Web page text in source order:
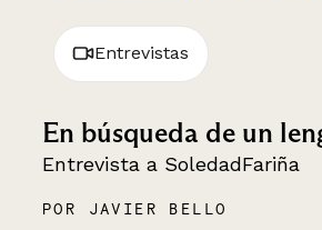
Entrevistas
En búsqueda de un
Entrevista a SoledadFariña
POR JAVIER BELLO